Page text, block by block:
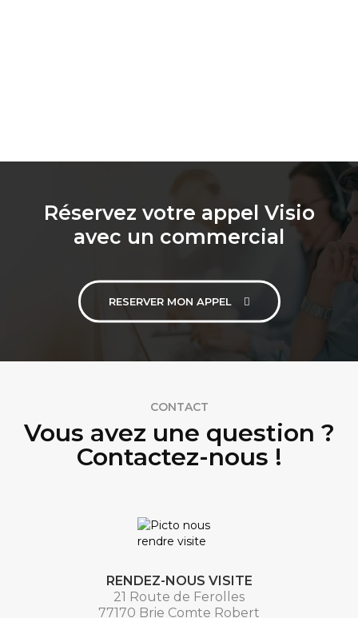
Réservez votre appel Visio
avec un commercial
RESERVER MON APPEL
CONTACT
Vous avez une question ?
Contactez-nous !
RENDEZ-NOUS VISITE
21 Route de Ferolles
77170 Brie Comte Robert